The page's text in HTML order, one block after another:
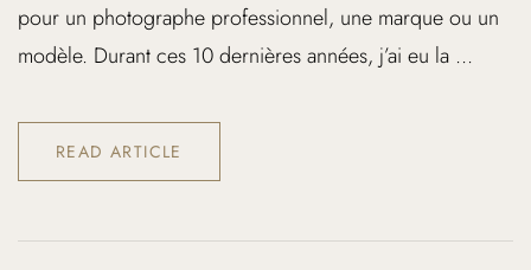
pour un photographe professionnel, une marque ou un
modèle. Durant ces 10 dernières années, j’ai eu la ...
READ ARTICLE